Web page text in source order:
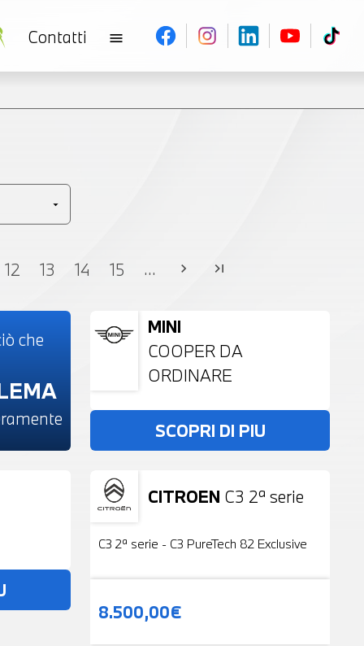
Contatti menu
12 13 14 15 ... chevron_right last_page
che
MINI
COOPER DA
ORDINARE
SCOPRI DI PIU
CITROEN C3 2ª serie
Usato 19 Foto
C3 2ª serie - C3 PureTech 82 Exclusive
8.500,00€